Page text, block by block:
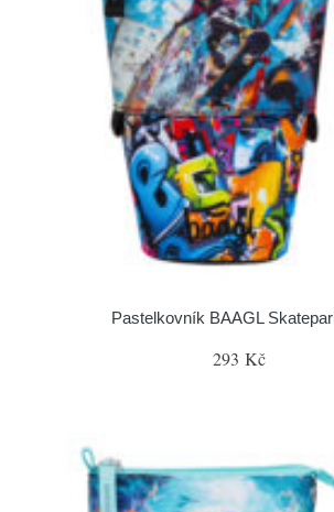
Pastelkovník BAAGL
293 Kč